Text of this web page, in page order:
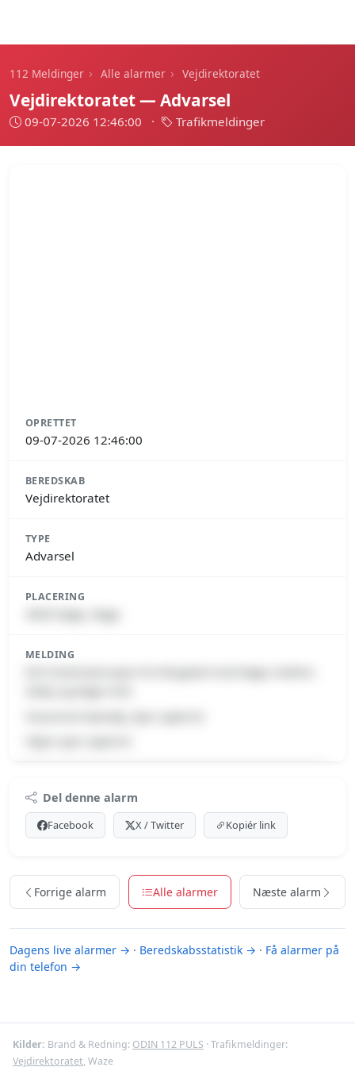
112 Meldinger › Alle alarmer › Vejdirektoratet
Vejdirektoratet — Advarsel
09-07-2026 12:46:00 · Trafikmeldinger
OPRETTET
09-07-2026 12:46:00
BEREDSKAB
Vejdirektoratet
TYPE
Advarsel
PLACERING
MELDING
Log ind med Premium for at se meldingen og kortet.
Del denne alarm
Facebook X / Twitter Kopiér link
Forrige alarm Alle alarmer Næste alarm
Dagens live alarmer → · Beredskabsstatistik → · Få alarmer på
din telefon →
Kilder: Brand & Redning: ODIN 112 PULS · Trafikmeldinger:
Vejdirektoratet, Waze